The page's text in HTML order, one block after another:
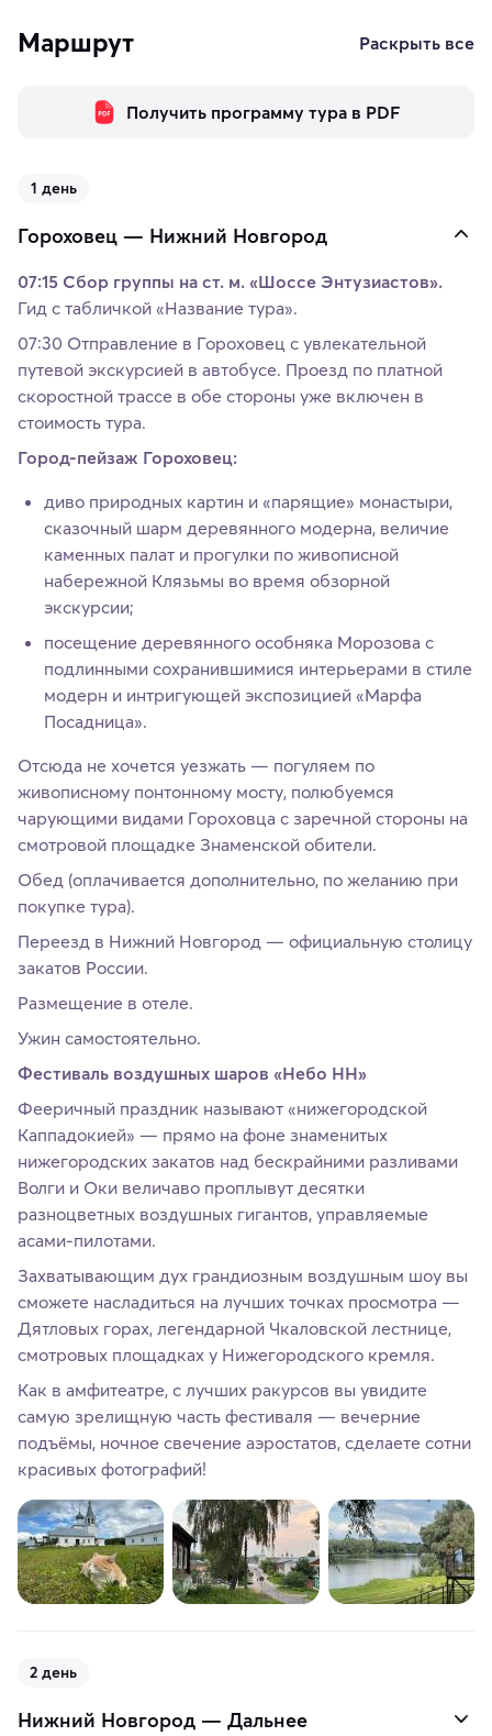
Маршрут Раскрыть все
Получить программу тура в PDF
1 день
Гороховец — Нижний Новгород
07:15 Сбор группы на ст. м. «Шоссе Энтузиастов».
Гид с табличкой «Название тура».
07:30 Отправление в Гороховец с увлекательной
путевой экскурсией в автобусе. Проезд по платной
скоростной трассе в обе стороны уже включен в
стоимость тура.
Город-пейзаж Гороховец:
диво природных картин и «парящие» монастыри,
сказочный шарм деревянного модерна, величие
каменных палат и прогулки по живописной
набережной Клязьмы во время обзорной
экскурсии;
посещение деревянного особняка Морозова с
подлинными сохранившимися интерьерами в стиле
модерн и интригующей экспозицией «Марфа
Посадница».
Отсюда не хочется уезжать — погуляем по
живописному понтонному мосту, полюбуемся
чарующими видами Гороховца с заречной стороны на
смотровой площадке Знаменской обители.
Обед (оплачивается дополнительно, по желанию при
покупке тура).
Переезд в Нижний Новгород — официальную столицу
закатов России.
Размещение в отеле.
Ужин самостоятельно.
Фестиваль воздушных шаров «Небо НН»
Фееричный праздник называют «нижегородской
Каппадокией» — прямо на фоне знаменитых
нижегородских закатов над бескрайними разливами
Волги и Оки величаво проплывут десятки
разноцветных воздушных гигантов, управляемые
асами-пилотами.
Захватывающим дух грандиозным воздушным шоу вы
сможете насладиться на лучших точках просмотра —
Дятловых горах, легендарной Чкаловской лестнице,
смотровых площадках у Нижегородского кремля.
Как в амфитеатре, с лучших ракурсов вы увидите
самую зрелищную часть фестиваля — вечерние
подъёмы, ночное свечение аэростатов, сделаете сотни
красивых фотографий!
2 день
Нижний Новгород — Дальнее